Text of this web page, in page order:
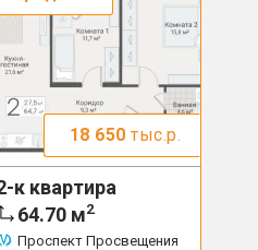
18 650 тыс.р.
к квартира
64.70 м2
Проспект Просвещения